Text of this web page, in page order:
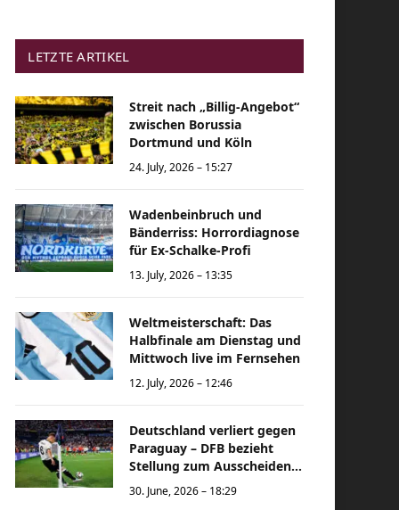
LETZTE ARTIKEL
Streit nach „Billig-Angebot“
zwischen Borussia
Dortmund und Köln
24. July, 2026 – 15:27
Wadenbeinbruch und
Bänderriss: Horrordiagnose
für Ex-Schalke-Profi
13. July, 2026 – 13:35
Weltmeisterschaft: Das
Halbfinale am Dienstag und
Mittwoch live im Fernsehen
12. July, 2026 – 12:46
Deutschland verliert gegen
Paraguay – DFB bezieht
Stellung zum Ausscheiden
bei der Weltmeisterschaft
30. June, 2026 – 18:29